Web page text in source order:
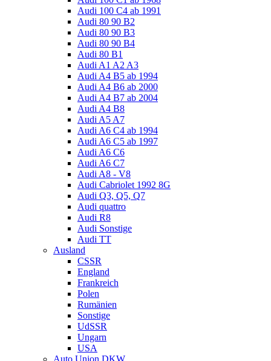
Audi 100 C4 ab 1991
Audi 80 90 B2
Audi 80 90 B3
Audi 80 90 B4
Audi 80 B1
Audi A1 A2 A3
Audi A4 B5 ab 1994
Audi A4 B6 ab 2000
Audi A4 B7 ab 2004
Audi A4 B8
Audi A5 A7
Audi A6 C4 ab 1994
Audi A6 C5 ab 1997
Audi A6 C6
Audi A6 C7
Audi A8 - V8
Audi Cabriolet 1992 8G
Audi Q3, Q5, Q7
Audi quattro
Audi R8
Audi Sonstige
Audi TT
Ausland
CSSR
England
Frankreich
Polen
Rumänien
Sonstige
UdSSR
Ungarn
USA
Auto Union DKW